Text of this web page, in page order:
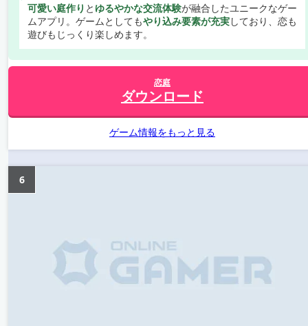
可愛い庭作り と ゆるやかな交流体験が融合したユニークなゲー
ムアプリ。ゲームとしてもやり込み要素が充実しており、恋も
遊びもじっくり楽しめます。
恋庭
ダウンロード
ゲーム情報をもっと見る
6